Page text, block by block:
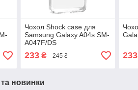
Чохол Shock case для
Samsung Galaxy A04s SM-
A047F/DS
233₴ 245 ₴ 233
та новинки